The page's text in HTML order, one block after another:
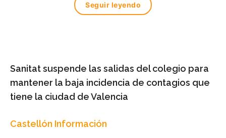
Seguir leyendo
Sanitat suspende las salidas del colegio para
mantener la baja incidencia de contagios que
tiene la ciudad de Valencia
Castellón Información